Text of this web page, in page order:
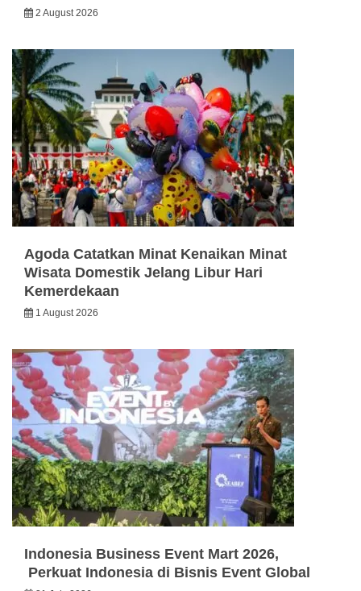
2 August 2026
Agoda Catatkan Minat Kenaikan Minat
Wisata Domestik Jelang Libur Hari
Kemerdekaan
1 August 2026
Indonesia Business Event Mart 2026,
Perkuat Indonesia di Bisnis Event Global